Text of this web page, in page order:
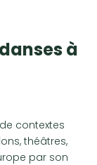
à
contextes
théâtres,
par son